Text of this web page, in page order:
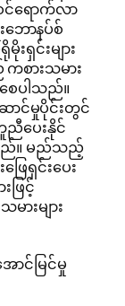
င်ရောက်လာ
ောနပ်စ်
းရှင်းများ
စားသမား
ေပါသည်။
ာင်မှုပိုင်းတွင်
ညီပေးနိုင်
ည်။ မည်သည့်
ေရှင်းပေး
ဖြင့်
ားများ
ာင်မြင်မှု